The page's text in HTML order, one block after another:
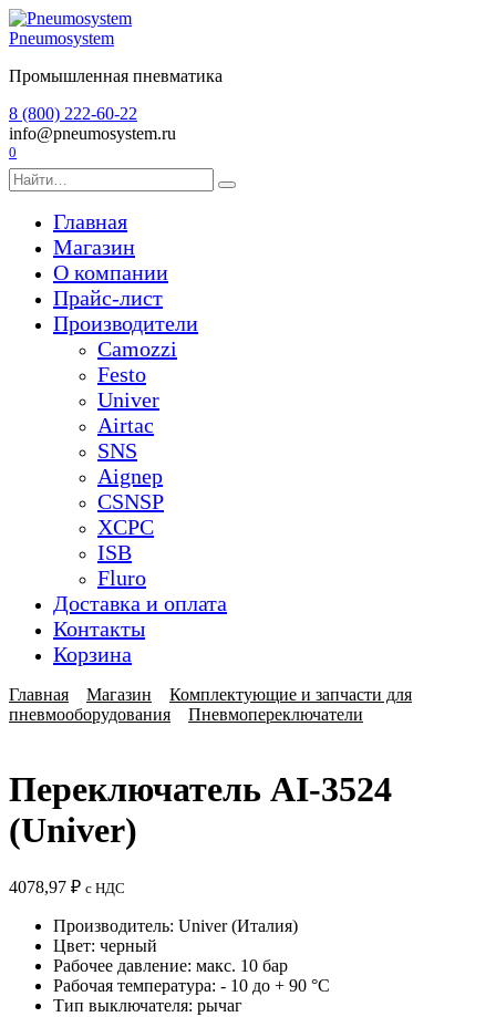
Перейти
к
Pneumosystem
Промышленная пневматика
8 (800) 222-60-22
info@pneumosystem.ru
0
Search
for:
Главная
Магазин
О компании
Прайс-лист
Производители
Camozzi
Festo
Univer
Airtac
SNS
Aignep
CSNSP
XCPC
ISB
Fluro
Доставка и оплата
Контакты
Корзина
Главная Магазин
Комплектующие и запчасти для
пневмооборудования
Пневмопереключатели
Переключатель AI-3524
(Univer)
4078,97 ₽ с НДС
Производитель: Univer (Италия)
Цвет: черный
Рабочее давление: макс. 10 бар
Рабочая температура: - 10 до + 90 °C
Тип выключателя: рычаг